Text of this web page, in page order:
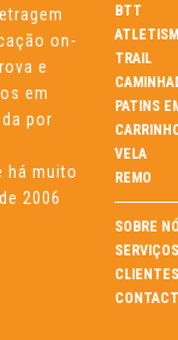
on-
e
em
por
há muito
2006
BTT
TRAIL
PATINS
VELA
REMO
SOBRE
SERVIÇOS
CLIENTES